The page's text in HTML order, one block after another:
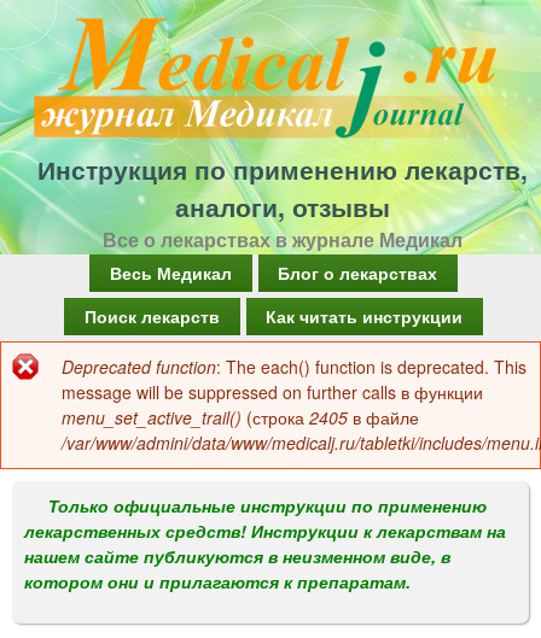
Перейти
к
основному
содержанию
Инструкция по применению лекарств,
аналоги, отзывы
Все о лекарствах в журнале Медикал
а
в
о
м
е
н
Весь Медикал
Блог о лекарствах
Поиск лекарств
Как читать инструкции
Сообщение
об
ошибке
Deprecated function: The each() function is deprecated. This
message will be suppressed on further calls в функции
menu_set_active_trail() (строка 2405 в файле
/var/www/admini/data/www/medicalj.ru/tabletki/includes/
Только официальные инструкции по применению
лекарственных средств! Инструкции к лекарствам на
нашем сайте публикуются в неизменном виде, в
котором они и прилагаются к препаратам.